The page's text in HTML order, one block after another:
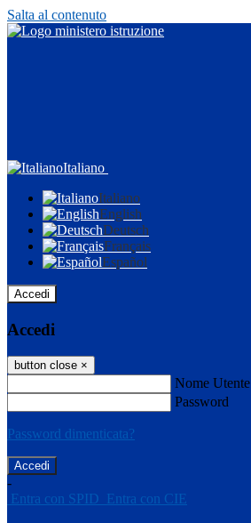
Salta al contenuto
Italiano
Italiano
English
Deutsch
Français
Español
Accedi
Accedi
button close ×
Nome Utente
Password
Password dimenticata?
-
Entra con SPID Entra con CIE